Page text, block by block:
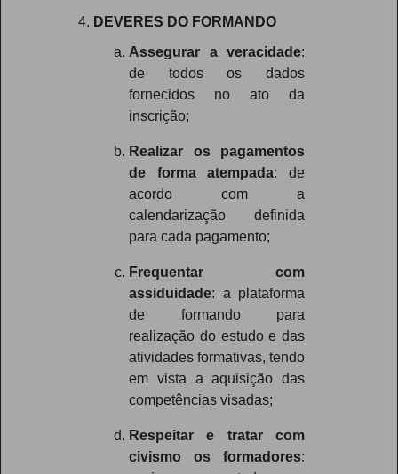
DEVERES DO FORMANDO
Assegurar a veracidade:
de todos os dados
fornecidos no ato da
inscrição;
Realizar os pagamentos
de forma atempada: de
acordo com a
calendarização definida
para cada pagamento;
Frequentar com
assiduidade: a plataforma
de formando para
realização do estudo e das
atividades formativas, tendo
em vista a aquisição das
competências visadas;
Respeitar e tratar com
civismo os formadores: